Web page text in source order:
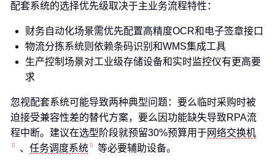
配套系统的选择优先级取决于主业务流程特性：
财务自动化场景需优先配置高精度OCR和电子签章接口
物流分拣系统则依赖条码识别和WMS集成工具
生产控制场景对工业级存储设备和实时监控仪有更高要
求
忽视配套系统可能导致两种典型问题：要么临时采购时被
迫接受兼容性差的替代方案，要么因功能缺失导致RPA流
程中断。建议在选型阶段就预留30%预算用于网络交换机
、 任务调度系统 等必要辅助设备。